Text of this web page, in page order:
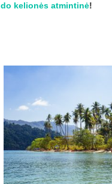
kelionės atmintinė!